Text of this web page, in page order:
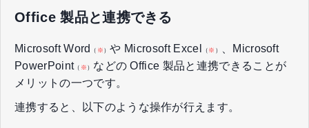
Office 製品と連携できる
Microsoft Word （ ※ ）や Microsoft Excel （ ※ ）
、Microsoft
PowerPoint（ ※ ） などの Office 製品と連携できることが
メリットの一つです。
連携すると、以下のような操作が行えます。